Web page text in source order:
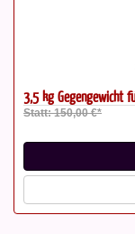
3,5 kg Gegengewicht
Statt: 150,00 €*